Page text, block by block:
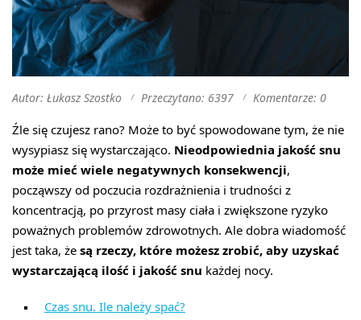
Autor: Łukasz Szostko Przeczytano: 6397 Komentarze: 0
Źle się czujesz rano? Może to być spowodowane tym, że nie
wysypiasz się wystarczająco. Nieodpowiednia jakość snu
może mieć wiele negatywnych konsekwencji,
począwszy od poczucia rozdrażnienia i trudności z
koncentracją, po przyrost masy ciała i zwiększone ryzyko
poważnych problemów zdrowotnych. Ale dobra wiadomość
jest taka, że są rzeczy, które możesz zrobić, aby uzyskać
wystarczającą ilość i jakość snu każdej nocy.
Czas snu. Ile należy spać?